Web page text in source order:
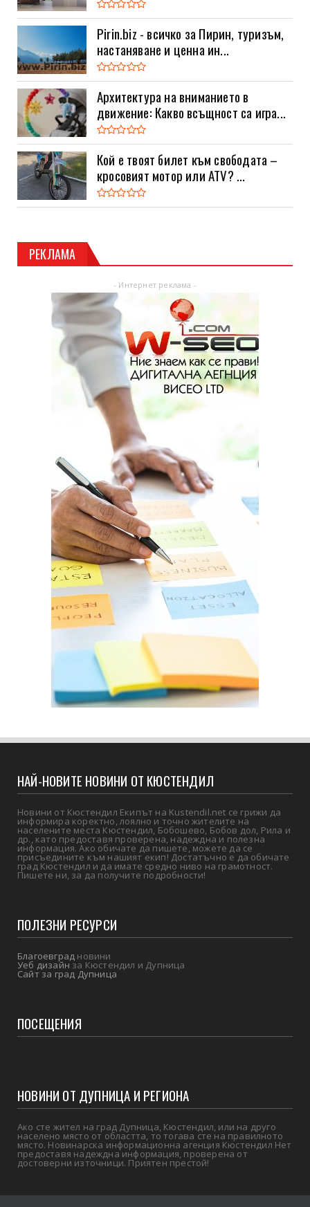
Pirin.biz - всичко за Пирин, туризъм,
настаняване и ценна ин...
Архитектура на вниманието в
движение: Какво всъщност са игра...
Кой е твоят билет към свободата –
кросовият мотор или ATV? ...
РЕКЛАМА
- Интернет реклама -
НАЙ-НОВИТЕ НОВИНИ ОТ КЮСТЕНДИЛ
Новини от Кюстендил Екипът на Kustendil.net се грижи да
информира коректно, лоялно и точно жителите на
населените места Кюстендил, Бобошево, Бобов дол, Рила и
др., като предоставя проверена, надеждна и полезна
информация. Ако обичате да пишете, можете да се
присъедините към нашият екип! Достатъчно е да обичате
град Кюстендил и да имате средно ниво на грамотност.
Пишете ни, за да получите подробности!
ПОЛЕЗНИ РЕСУРСИ
Благоевград новини
Уеб дизайнза Кюстендил и Дупница
Сайт за град Дупница
ПОСЕЩЕНИЯ
НОВИНИ ОТ ДУПНИЦА И РЕГИОНА
Ако сте жител на град Дупница, Кюстендил, или на друго
населено място от областта, то тогава сте на правилното
място. Новинарска информационна агенция Кюстендил Нет
предоставя надеждна информация, проверена от
достоверни източници. Приятен престой!